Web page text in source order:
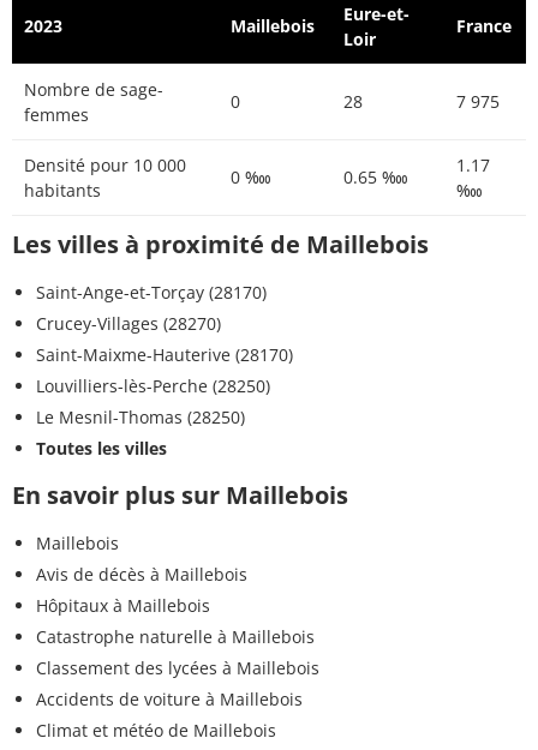
2023 Maillebois
Eure-et-
Loir
France
Nombre de sage-
femmes
0 28 7 975
Densité pour 10 000
habitants
0 ‱ 0.65 ‱
1.17
‱
Les villes à proximité de Maillebois
Saint-Ange-et-Torçay (28170)
Crucey-Villages (28270)
Saint-Maixme-Hauterive (28170)
Louvilliers-lès-Perche (28250)
Le Mesnil-Thomas (28250)
Toutes les villes
En savoir plus sur Maillebois
Maillebois
Avis de décès à Maillebois
Hôpitaux à Maillebois
Catastrophe naturelle à Maillebois
Classement des lycées à Maillebois
Accidents de voiture à Maillebois
Climat et météo de Maillebois